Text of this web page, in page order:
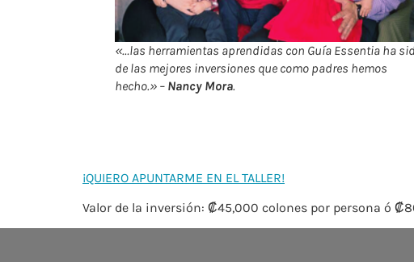
«…las herramientas aprendidas con Guía Essentia ha
de las mejores inversiones que como padres hemos
hecho.» – Nancy Mora.
¡QUIERO APUNTARME EN EL TALLER!
Valor de la inversión: ₡45,000 colones por persona ó